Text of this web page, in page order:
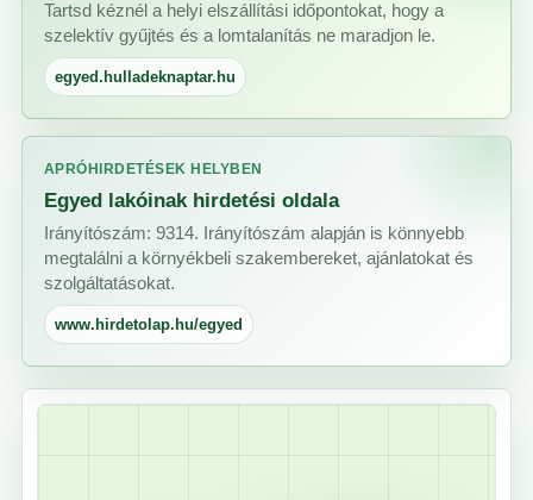
Tartsd kéznél a helyi elszállítási időpontokat, hogy a
szelektív gyűjtés és a lomtalanítás ne maradjon le.
egyed.hulladeknaptar.hu
APRÓHIRDETÉSEK HELYBEN
Egyed lakóinak hirdetési oldala
Irányítószám: 9314. Irányítószám alapján is könnyebb
megtalálni a környékbeli szakembereket, ajánlatokat és
szolgáltatásokat.
www.hirdetolap.hu/egyed